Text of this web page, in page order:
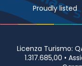
Proudly listed
Licenza Turismo:
1.317.685,00 •